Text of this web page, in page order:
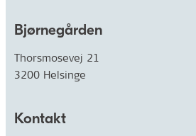
Bjørnegården
Thorsmosevej 21
3200 Helsinge
Kontakt